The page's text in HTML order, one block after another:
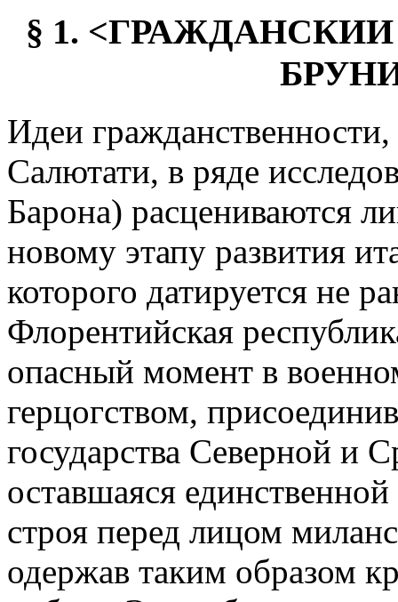
§ 1.
Идеи
Салютати, в ряде
Барона) расцениваются
новому этапу развития
которого датируется не
Флорентийская
опасный момент в
герцогством,
государства Северной и
оставшаяся
строя перед лицом
одержав таким образом